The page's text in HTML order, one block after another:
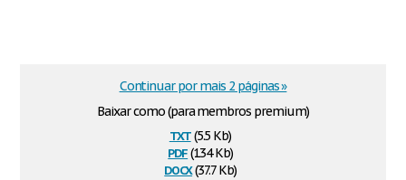
Baixar como (para membros premium)
txt(5.5 Kb)
pdf(134 Kb)
docx(37.7 Kb)
Continuar por mais 2 páginas »